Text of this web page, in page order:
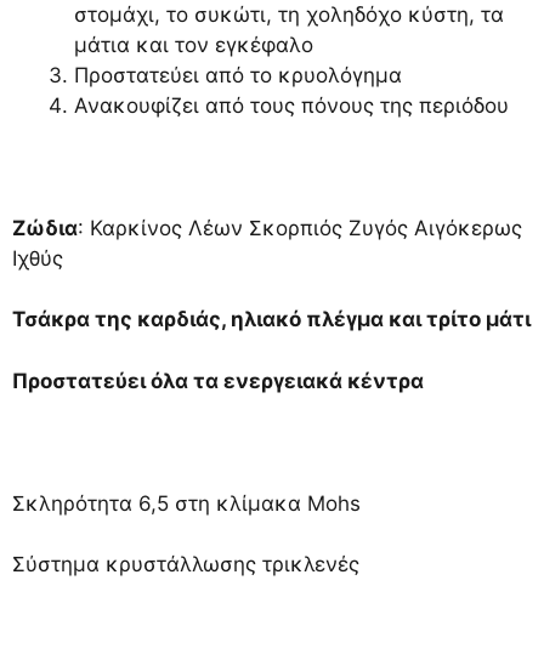
στομάχι, το συκώτι, τη χοληδόχο κύστη, τα
μάτια και τον εγκέφαλο
Προστατεύει από το κρυολόγημα
Ανακουφίζει από τους πόνους της περιόδου
Ζώδια: Καρκίνος Λέων Σκορπιός Ζυγός Αιγόκερως
Ιχθύς
Τσάκρα της καρδιάς, ηλιακό πλέγμα και τρίτο μάτι
Προστατεύει όλα τα ενεργειακά κέντρα
Σκληρότητα 6,5 στη κλίμακα Mohs
Σύστημα κρυστάλλωσης τρικλενές